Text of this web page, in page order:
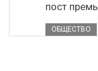
пост
ОБЩЕСТВО